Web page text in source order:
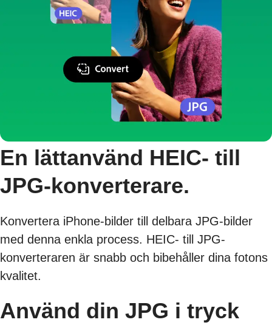
En lättanvänd HEIC- till
JPG-konverterare.
Konvertera iPhone-bilder till delbara JPG-bilder
med denna enkla process. HEIC- till JPG-
konverteraren är snabb och bibehåller dina fotons
kvalitet.
Använd din JPG i tryck